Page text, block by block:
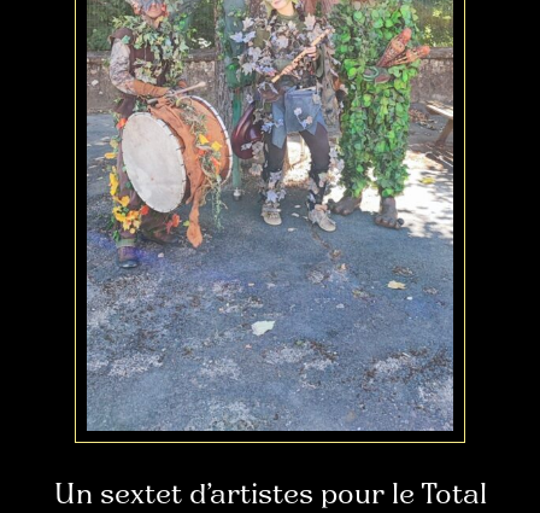
Un sextet d’artistes pour le Total